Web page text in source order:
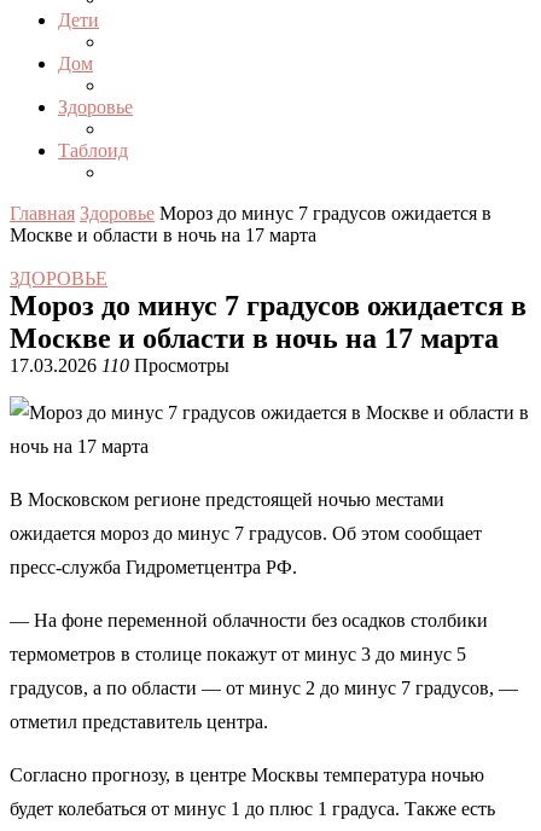
Дети
Дом
Здоровье
Таблоид
Главная Здоровье Мороз до минус 7 градусов ожидается в
Москве и области в ночь на 17 марта
ЗДОРОВЬЕ
Мороз до минус 7 градусов ожидается в
Москве и области в ночь на 17 марта
17.03.2026 110 Просмотры
В Московском регионе предстоящей ночью местами
ожидается мороз до минус 7 градусов. Об этом сообщает
пресс-служба Гидрометцентра РФ.
— На фоне переменной облачности без осадков столбики
термометров в столице покажут от минус 3 до минус 5
градусов, а по области — от минус 2 до минус 7 градусов, —
отметил представитель центра.
Согласно прогнозу, в центре Москвы температура ночью
будет колебаться от минус 1 до плюс 1 градуса. Также есть